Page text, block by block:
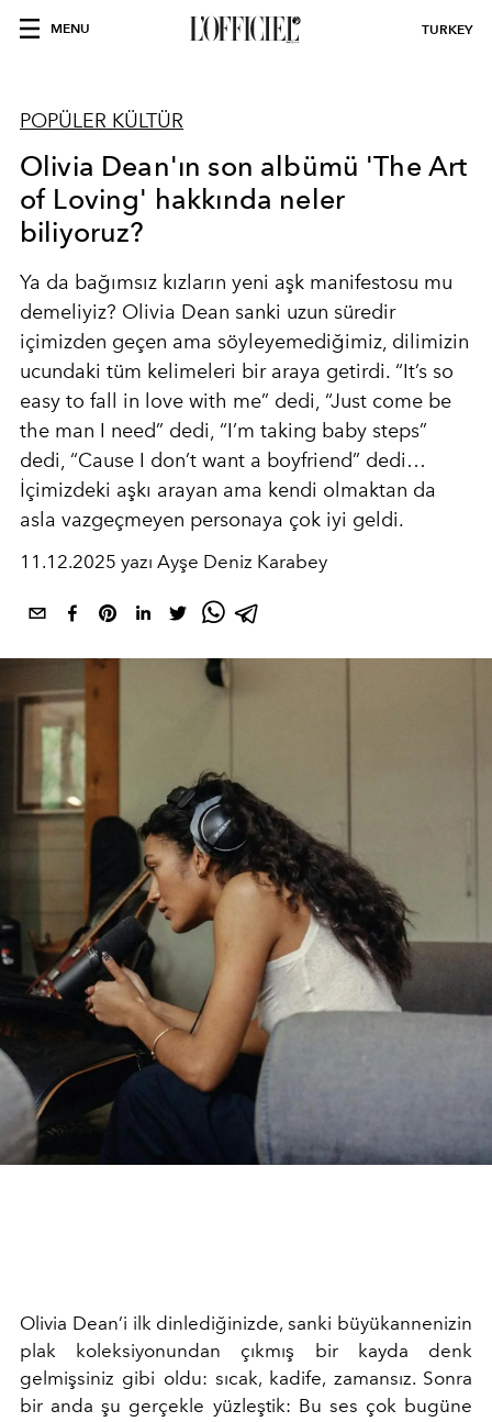
MENU TURKEY
POPÜLER KÜLTÜR
Olivia Dean'ın son albümü 'The Art
of Loving' hakkında neler
biliyoruz?
Ya da bağımsız kızların yeni aşk manifestosu mu
demeliyiz? Olivia Dean sanki uzun süredir
içimizden geçen ama söyleyemediğimiz, dilimizin
ucundaki tüm kelimeleri bir araya getirdi. “It’s so
easy to fall in love with me” dedi, “Just come be
the man I need” dedi, “I’m taking baby steps”
dedi, “Cause I don’t want a boyfriend” dedi…
İçimizdeki aşkı arayan ama kendi olmaktan da
asla vazgeçmeyen personaya çok iyi geldi.
11.12.2025 yazı Ayşe Deniz Karabey
Olivia Dean’i ilk dinlediğinizde, sanki büyükannenizin
plak koleksiyonundan çıkmış bir kayda denk
gelmişsiniz gibi oldu: sıcak, kadife, zamansız. Sonra
bir anda şu gerçekle yüzleştik: Bu ses çok bugüne